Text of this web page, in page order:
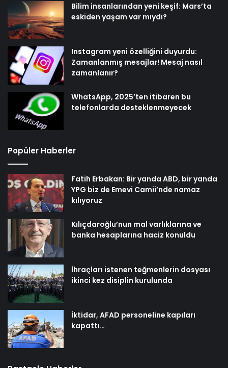
Bilim insanlarından yeni keşif: Mars’ta
eskiden yaşam var mıydı?
Instagram yeni özelliğini duyurdu:
Zamanlanmış mesajlar! Mesaj nasıl
zamanlanır?
WhatsApp, 2025’ten itibaren bu
telefonlarda desteklenmeyecek
Popüler Haberler
Fatih Erbakan: Bir yanda ABD, bir yanda
YPG biz de Emevi Camii’nde namaz
kılıyoruz
Kılıçdaroğlu’nun mal varlıklarına ve
banka hesaplarına haciz konuldu
İhraçları istenen teğmenlerin dosyası
ikinci kez disiplin kurulunda
İktidar, AFAD personeline kapıları
kapattı…